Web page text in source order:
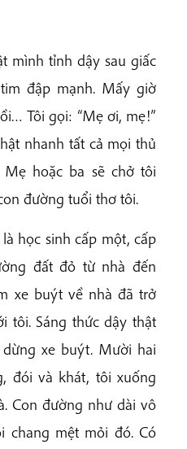
mình tỉnh dậy sau giấc
đập mạnh. Mấy giờ
Tôi gọi: “Mẹ ơi, mẹ!”
nhanh tất cả mọi thủ
hoặc ba sẽ chở tôi
đường tuổi thơ tôi.
học sinh cấp một, cấp
đất đỏ từ nhà đến
xe buýt về nhà đã trở
tôi. Sáng thức dậy thật
xe buýt. Mười hai
đói và khát, tôi xuống
Con đường như dài vô
chang mệt mỏi đó. Có